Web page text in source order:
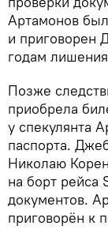
Артамонов
и приговорен
годам
Позже
приобрела
у спекулянта
паспорта.
Николаю
на борт рейса
документов.
приговорён к